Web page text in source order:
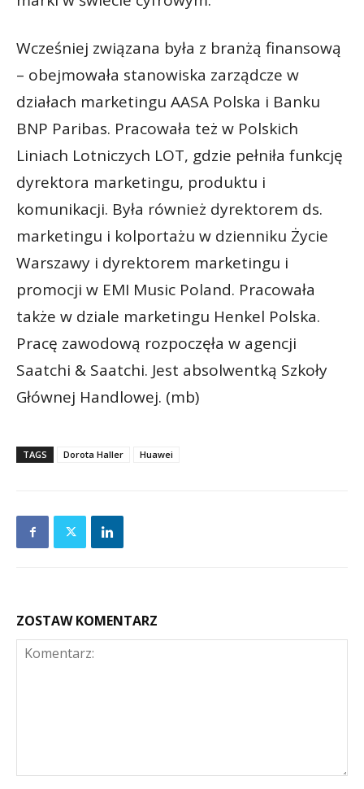
Wcześniej związana była z branżą finansową
– obejmowała stanowiska zarządcze w
działach marketingu AASA Polska i Banku
BNP Paribas. Pracowała też w Polskich
Liniach Lotniczych LOT, gdzie pełniła funkcję
dyrektora marketingu, produktu i
komunikacji. Była również dyrektorem ds.
marketingu i kolportażu w dzienniku Życie
Warszawy i dyrektorem marketingu i
promocji w EMI Music Poland. Pracowała
także w dziale marketingu Henkel Polska.
Pracę zawodową rozpoczęła w agencji
Saatchi & Saatchi. Jest absolwentką Szkoły
Głównej Handlowej. (mb)
TAGS Dorota Haller Huawei
ZOSTAW KOMENTARZ